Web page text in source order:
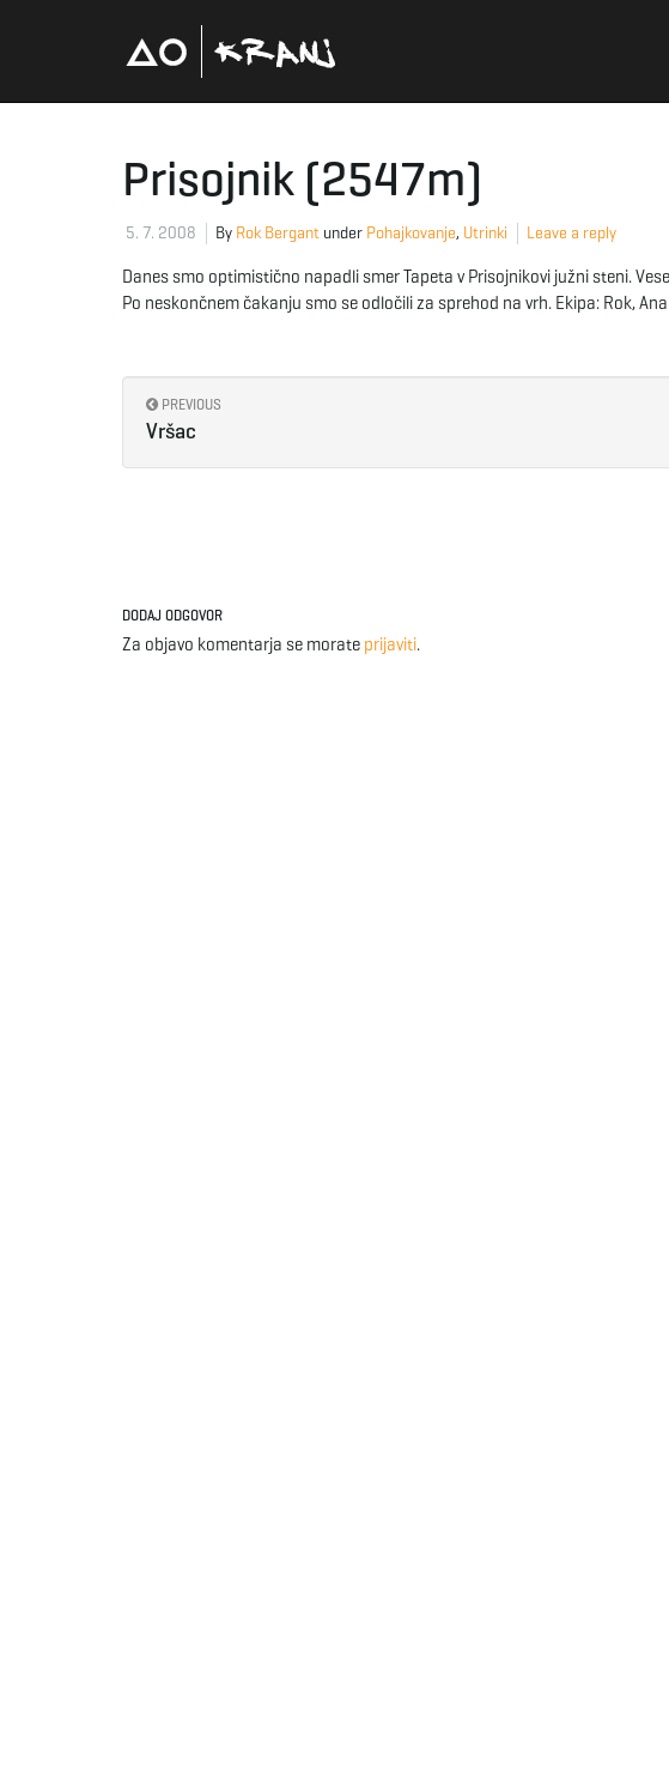
Prisojnik (2547m)
5. 7. 2008 By Rok Bergant under Pohajkovanje, Utrinki Leave a reply
Danes smo optimistično napadli smer Tapeta v Prisojnikovi južni steni.
Po neskončnem čakanju smo se odločili za sprehod na vrh. Ekipa: Rok,
PREVIOUS
Vršac
DODAJ ODGOVOR
Za objavo komentarja se morate prijaviti.